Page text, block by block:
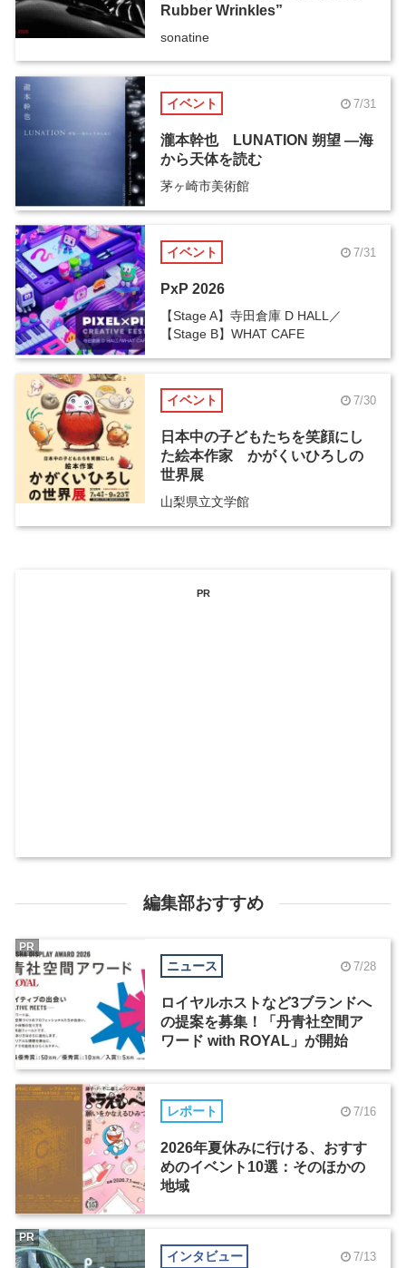
Rubber Wrinkles”
sonatine
イベント 7/31
瀧本幹也 LUNATION 朔望 ―海
から天体を読む
茅ヶ崎市美術館
イベント 7/31
PxP 2026
【Stage A】寺田倉庫 D HALL／
【Stage B】WHAT CAFE
イベント 7/30
日本中の子どもたちを笑顔にし
た絵本作家 かがくいひろしの
世界展
山梨県立文学館
PR
編集部おすすめ
ニュース 7/28
ロイヤルホストなど3ブランドへ
の提案を募集！「丹青社空間ア
ワード with ROYAL」が開始
PR
レポート 7/16
2026年夏休みに行ける、おすす
めのイベント10選：そのほかの
地域
インタビュー 7/13
PR